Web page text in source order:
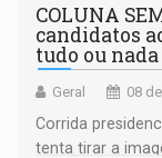
COLUNA
candidatos
tudo ou nada
Geral 08
Corrida
tenta tirar a